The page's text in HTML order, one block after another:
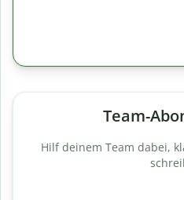
Team-
Hilf deinem Team dabei,